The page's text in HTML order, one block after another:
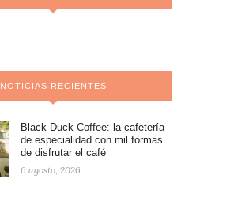
NOTICIAS RECIENTES
Black Duck Coffee: la cafetería
de especialidad con mil formas
de disfrutar el café
6 agosto, 2026